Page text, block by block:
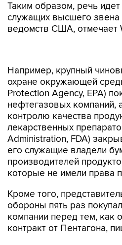
Таким образом, речь
служащих высшего
ведомств США, отмечает
Protection Agency, EPA)
нефтегазовых компаний,
контролю качества
лекарственных
Administration, FDA)
его служащие владели
производителей
которые не имели права
Кроме того,
компании перед тем, как
контракт от Пентагона,
Результаты анализа WSJ